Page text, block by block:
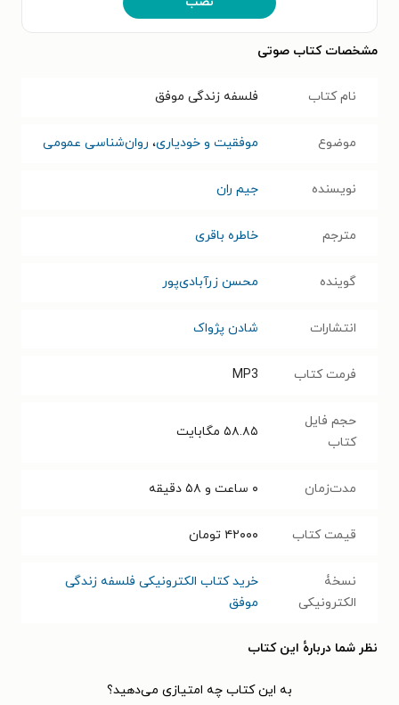
مشخصات کتاب صوتی
نام کتاب فلسفه زندگی موفق
موضوع موفقیت و خودیاری، روان‌شناسی عمومی
نویسنده جیم ران
مترجم خاطره باقری
گوینده محسن زرآبادی‌پور
انتشارات شادن پژواک
فرمت کتاب MP3
حجم فایل
کتاب
۵۸.۸۵ مگابایت
مدت‌زمان ۰ ساعت و ۵۸ دقیقه
قیمت کتاب ۴۲۰۰۰ تومان
نسخۀ
الکترونیکی
خرید کتاب الکترونیکی فلسفه زندگی
موفق
نظر شما دربارهٔ این کتاب
به این کتاب چه امتیازی می‌دهید؟